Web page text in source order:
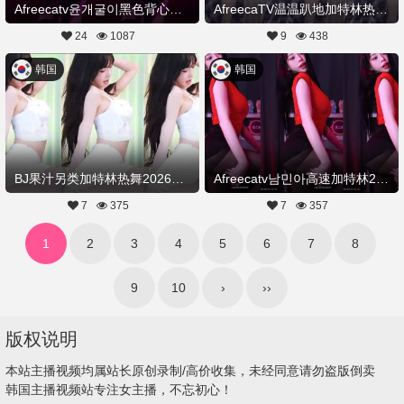
24 1087
AfreecaTV温温趴地加特林热舞视频20260303舞蹈剪辑
9 438
韩国
7 375
韩国
7 357
1 2 3 4 5 6 7 8
9 10 › ››
版权说明
本站主播视频均属站长原创录制/高价收集，未经同意请勿盗版倒卖
韩国主播视频站专注女主播，不忘初心！